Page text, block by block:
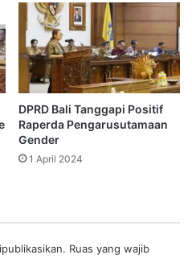
DPRD Bali Tanggapi Positif
Raperda Pengarusutamaan
Gender
1 April 2024
Ruas yang wajib